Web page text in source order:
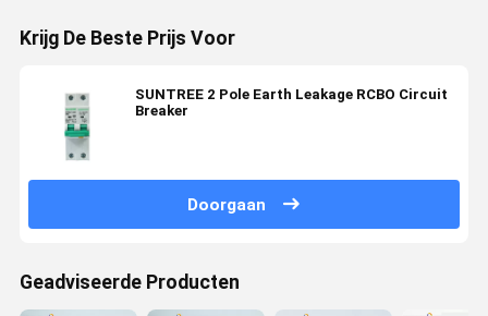
Krijg De Beste Prijs Voor
SUNTREE 2 Pole Earth Leakage RCBO Circuit
Breaker
Doorgaan
Geadviseerde Producten